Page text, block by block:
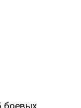
боевых